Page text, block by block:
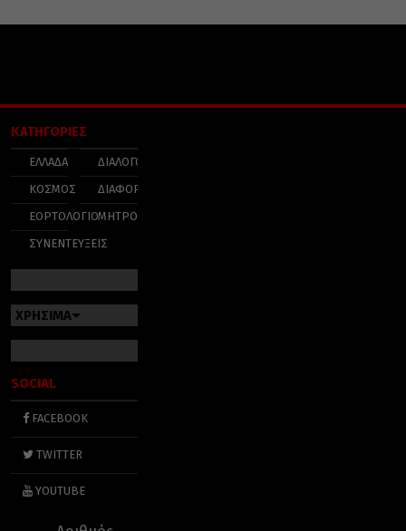
ΚΑΤΗΓΟΡΙΕΣ
ΕΛΛΑΔΑ
ΚΟΣΜΟΣ
ΕΟΡΤΟΛΟΓΙΟ
ΣΥΝΕΝΤΕΥΞΕΙΣ
ΔΙΑΛΟΓΟΣ
ΔΙΑΦΟΡΑ
ΜΗΤΡΟΠΟΛΕΙΣ
ΧΡΗΣΙΜΑ
SOCIAL
FACEBOOK
TWITTER
YOUTUBE